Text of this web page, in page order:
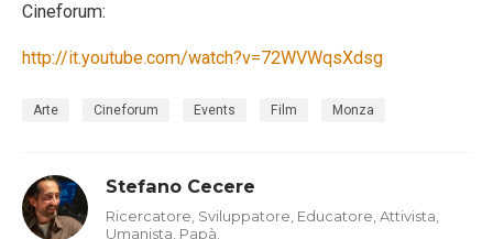
Cineforum:
http://it.youtube.com/watch?v=72WVWqsXdsg
Arte Cineforum Events Film Monza
Stefano Cecere
Ricercatore, Sviluppatore, Educatore, Attivista,
Umanista, Papà.